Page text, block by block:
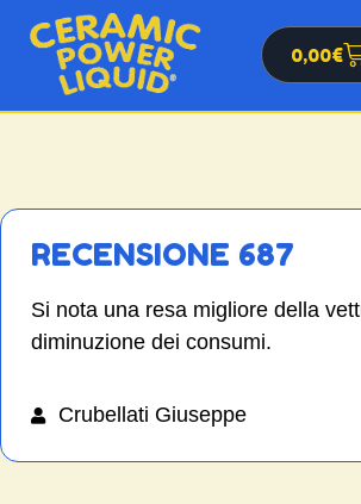
0,00€
RECENSIONE 687
Si nota una resa migliore della
diminuzione dei consumi.
Crubellati Giuseppe